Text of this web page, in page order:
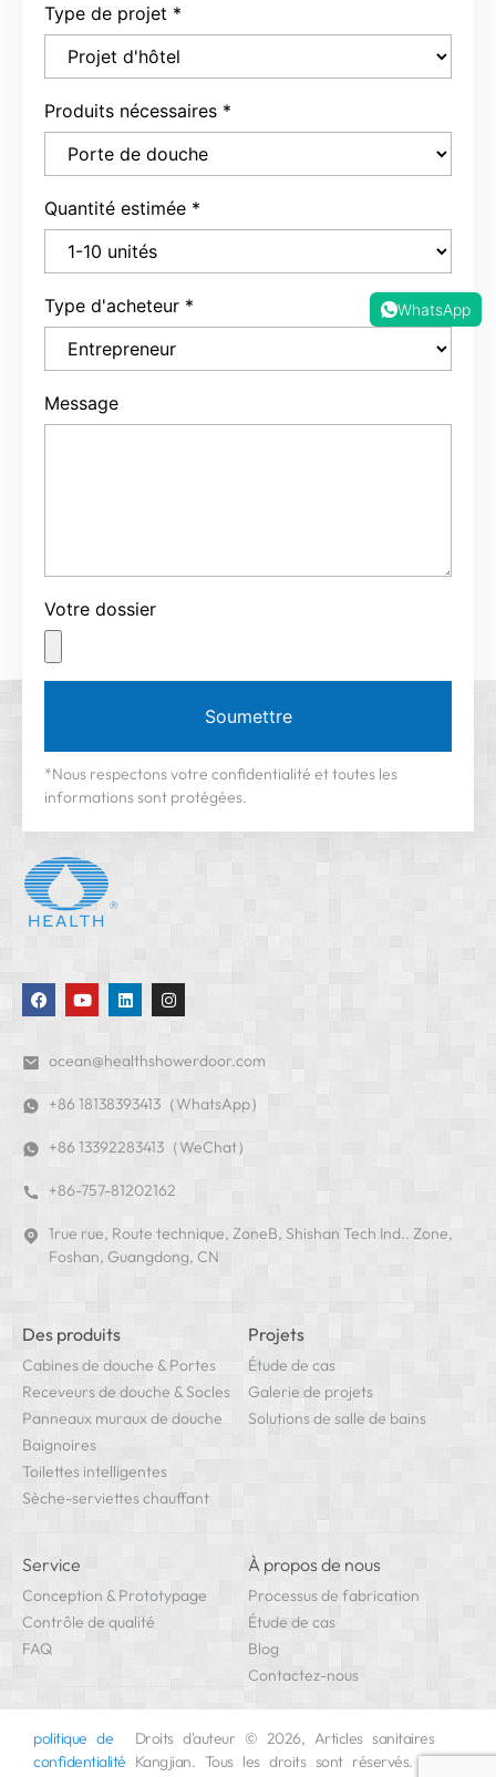
Type de projet *
Produits nécessaires *
Quantité estimée *
Type d'acheteur *
Message
Votre dossier
Soumettre
*Nous respectons votre confidentialité et toutes les
informations sont protégées.
ocean@healthshowerdoor.com
+86 18138393413（WhatsApp）
+86 13392283413（WeChat）
+86-757-81202162
1rue rue, Route technique, ZoneB, Shishan Tech Ind.. Zone,
Foshan, Guangdong, CN
Des produits
Cabines de douche & Portes
Receveurs de douche & Socles
Panneaux muraux de douche
Baignoires
Toilettes intelligentes
Sèche-serviettes chauffant
Projets
Étude de cas
Galerie de projets
Solutions de salle de bains
Service
Conception & Prototypage
Contrôle de qualité
FAQ
À propos de nous
Processus de fabrication
Étude de cas
Blog
Contactez-nous
politique de
confidentialité
Droits d'auteur © 2026, Articles sanitaires
Kangjian. Tous les droits sont réservés.
WhatsApp